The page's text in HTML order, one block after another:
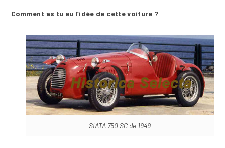
Comment as tu eu l’idée de cette voiture ?
SIATA 750 SC de 1949